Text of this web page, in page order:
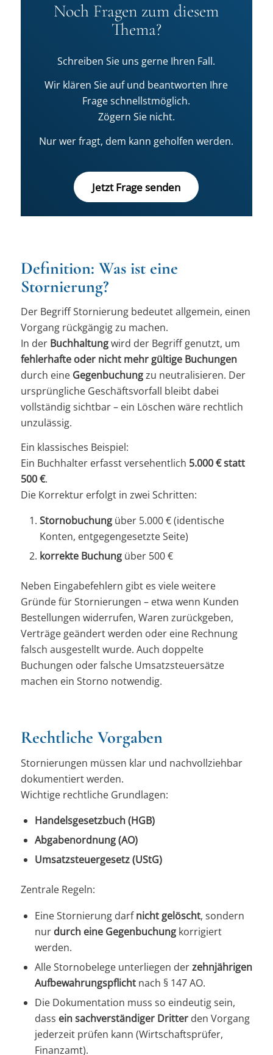
Noch Fragen zum diesem
Thema?
Schreiben Sie uns gerne Ihren Fall.
Wir klären Sie auf und beantworten Ihre
Frage schnellstmöglich.
Zögern Sie nicht.
Nur wer fragt, dem kann geholfen werden.
Jetzt Frage senden
Definition: Was ist eine
Stornierung?
Der BegriffStornierungbedeutet allgemein, einen
Vorgang rückgängig zu machen.
In der Buchhaltungwird der Begriff genutzt, um
fehlerhafte oder nicht mehr gültige Buchungen
durch eine Gegenbuchungzu neutralisieren. Der
ursprüngliche Geschäftsvorfall bleibt dabei
vollständig sichtbar – ein Löschen wäre rechtlich
unzulässig.
Ein klassisches Beispiel:
Ein Buchhalter erfasst versehentlich 5.000 € statt
500 €.
Die Korrektur erfolgt in zwei Schritten:
Stornobuchungüber 5.000 € (identische
Konten, entgegengesetzte Seite)
korrekte Buchungüber 500 €
Neben Eingabefehlern gibt es viele weitere
Gründe für Stornierungen – etwa wenn Kunden
Bestellungen widerrufen, Waren zurückgeben,
Verträge geändert werden oder eine Rechnung
falsch ausgestellt wurde. Auch doppelte
Buchungen oder falsche Umsatzsteuersätze
machen ein Storno notwendig.
Rechtliche Vorgaben
Stornierungen müssen klar und nachvollziehbar
dokumentiert werden.
Wichtige rechtliche Grundlagen:
Handelsgesetzbuch (HGB)
Abgabenordnung (AO)
Umsatzsteuergesetz (UStG)
Zentrale Regeln:
Eine Stornierung darfnicht gelöscht, sondern
nur durch eine Gegenbuchungkorrigiert
werden.
Alle Stornobelege unterliegen derzehnjährigen
Aufbewahrungspflichtnach § 147 AO.
Die Dokumentation muss so eindeutig sein,
dass ein sachverständiger Dritterden Vorgang
jederzeit prüfen kann (Wirtschaftsprüfer,
Finanzamt).